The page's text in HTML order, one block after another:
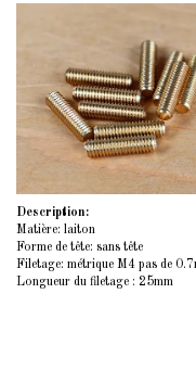
Description:
Matière: laiton
Forme de tête: sans tête
Filetage: métrique M4 pas de
Longueur du filetage : 25mm